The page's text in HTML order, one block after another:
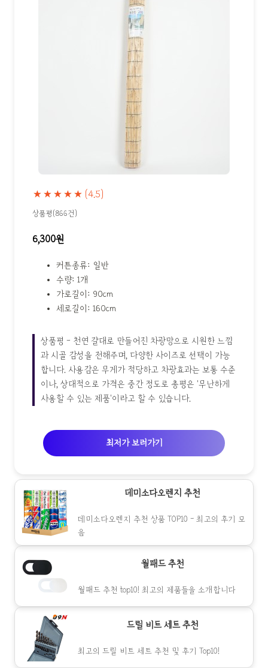
★★★★★ (4.5)
상품평(866건)
6,300원
커튼종류: 일반
수량: 1개
가로길이: 90cm
세로길이: 160cm
상품평 - 천연 갈대로 만들어진 차광망으로 시원한 느낌
과 시골 감성을 전해주며, 다양한 사이즈로 선택이 가능
합니다. 사용감은 무게가 적당하고 차광효과는 보통 수준
이나, 상대적으로 가격은 중간 정도로 총평은 '무난하게
사용할 수 있는 제품'이라고 할 수 있습니다.
최저가 보러가기
데미소다오렌지 추천
데미소다오렌지 추천 상품 TOP10 - 최고의 후기 모
음
월패드 추천
월패드 추천 top10! 최고의 제품들을 소개합니다
드릴 비트 세트 추천
최고의 드릴 비트 세트 추천 및 후기 Top10!